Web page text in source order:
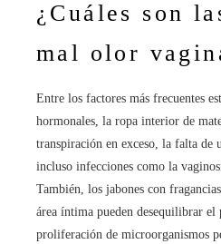
¿Cuáles son
mal olor
Entre los factores más frecuentes
hormonales, la ropa interior de
transpiración en exceso, la falta de
incluso infecciones como la
También, los jabones con
área íntima pueden desequilibrar
proliferación de microorganismos